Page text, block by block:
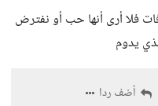
فلا أرى أنها حب أو نفترض
يدوم
أضف ردا